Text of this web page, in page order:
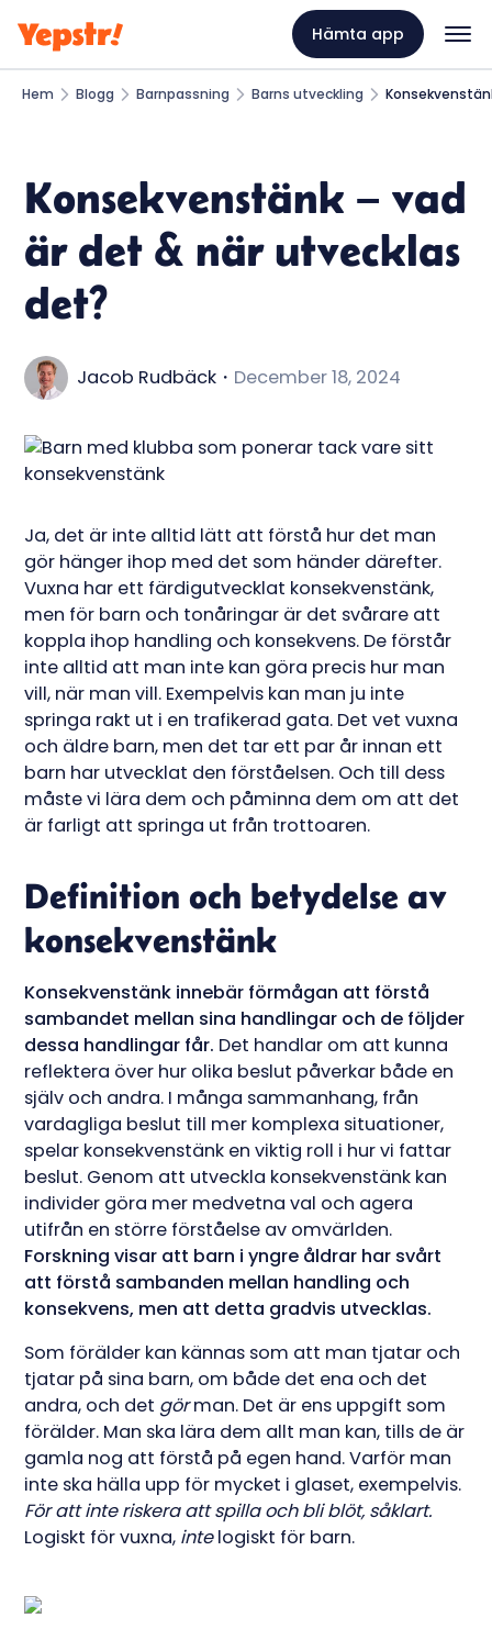
Hämta app
Hem Blogg Barnpassning Barns utveckling
Konsekvenstänk – vad
är det & när utvecklas
det?
Jacob Rudbäck ・ December 18, 2024
Ja, det är inte alltid lätt att förstå hur det man
gör hänger ihop med det som händer därefter.
Vuxna har ett färdigutvecklat konsekvenstänk,
men för barn och tonåringar är det svårare att
koppla ihop handling och konsekvens. De förstår
inte alltid att man inte kan göra precis hur man
vill, när man vill. Exempelvis kan man ju inte
springa rakt ut i en trafikerad gata. Det vet vuxna
och äldre barn, men det tar ett par år innan ett
barn har utvecklat den förståelsen. Och till dess
måste vi lära dem och påminna dem om att det
är farligt att springa ut från trottoaren.
Definition och betydelse av
konsekvenstänk
Konsekvenstänk innebär förmågan att förstå
sambandet mellan sina handlingar och de följder
dessa handlingar får. Det handlar om att kunna
reflektera över hur olika beslut påverkar både en
själv och andra. I många sammanhang, från
vardagliga beslut till mer komplexa situationer,
spelar konsekvenstänk en viktig roll i hur vi fattar
beslut. Genom att utveckla konsekvenstänk kan
individer göra mer medvetna val och agera
utifrån en större förståelse av omvärlden.
Forskning visar att barn i yngre åldrar har svårt
att förstå sambanden mellan handling och
konsekvens, men att detta gradvis utvecklas.
Som förälder kan kännas som att man tjatar och
tjatar på sina barn, om både det ena och det
andra, och det görman. Det är ens uppgift som
förälder. Man ska lära dem allt man kan, tills de är
gamla nog att förstå på egen hand. Varför man
inte ska hälla upp för mycket i glaset, exempelvis.
För att inte riskera att spilla och bli blöt, såklart.
Logiskt för vuxna, intelogiskt för barn.